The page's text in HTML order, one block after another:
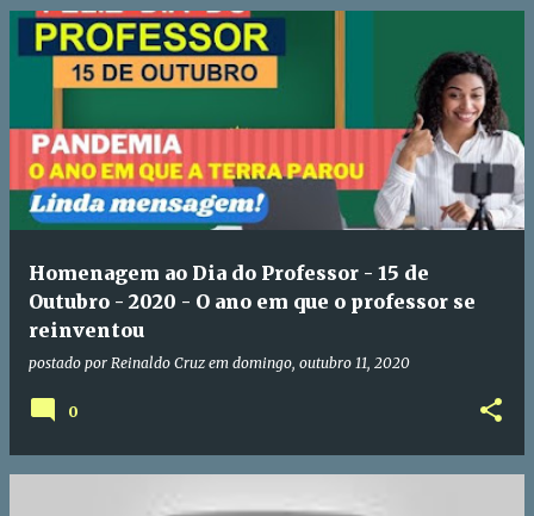
Homenagem ao Dia do Professor - 15 de
Outubro - 2020 - O ano em que o professor se
reinventou
postado por Reinaldo Cruz em domingo, outubro 11, 2020
0